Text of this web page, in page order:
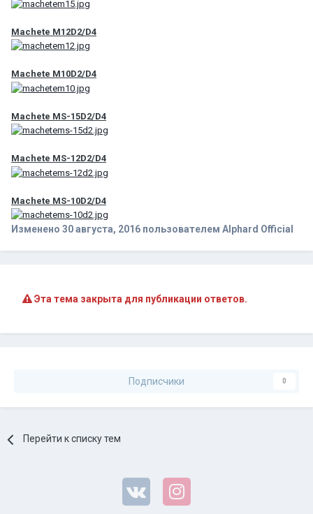
Machete M12D2/D4
Machete M10D2/D4
Machete MS-15D2/D4
Machete MS-12D2/D4
Machete MS-10D2/D4
Изменено 30 августа, 2016 пользователем Alphard Official
Эта тема закрыта для публикации ответов.
Подписчики 0
Перейти к списку тем